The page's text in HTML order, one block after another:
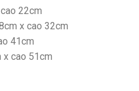
22cm
x cao 32cm
41cm
x cao 51cm